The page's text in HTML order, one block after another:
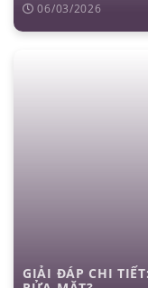
06/03/2026
GIẢI ĐÁP CHI